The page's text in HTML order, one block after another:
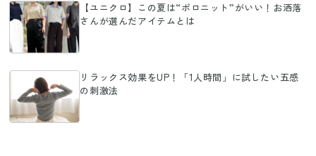
【ユニクロ】この夏は“ポロニット”がいい！お洒落
さんが選んだアイテムとは
リラックス効果をUP！「1人時間」に試したい五感
の刺激法